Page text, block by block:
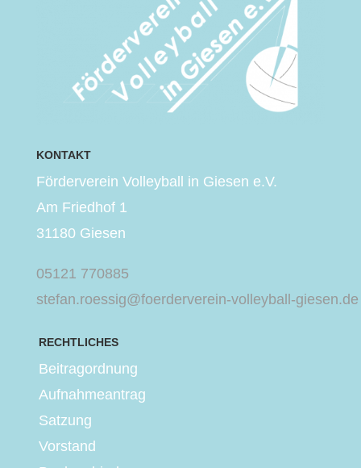
KONTAKT
Förderverein Volleyball in Giesen e.V.
Am Friedhof 1
31180 Giesen
05121 770885
stefan.roessig@foerderverein-volleyball-giesen.de
RECHTLICHES
Beitragordnung
Aufnahmeantrag
Satzung
Vorstand